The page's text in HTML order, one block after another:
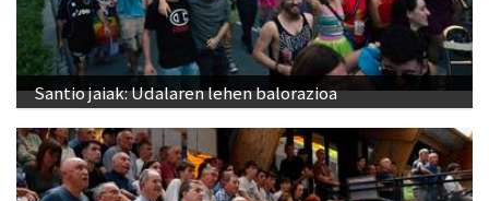
Santio jaiak: Udalaren lehen balorazioa